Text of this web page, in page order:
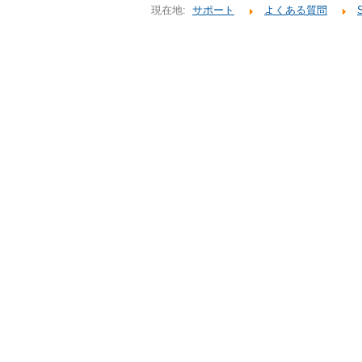
現在地: サポート よくある質問